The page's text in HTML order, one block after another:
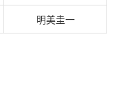
明美圭一